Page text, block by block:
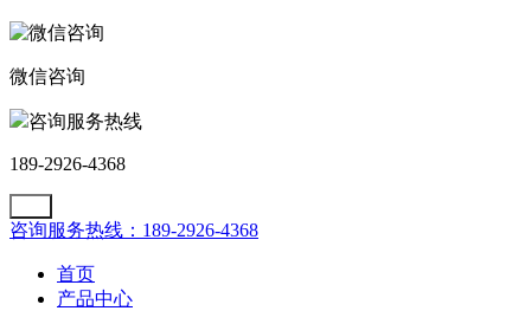
微信咨询
咨询服务热线
189-2926-4368
咨询服务热线：189-2926-4368
首页
产品中心